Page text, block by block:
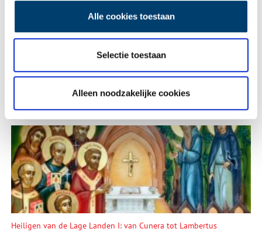
Alle cookies toestaan
Selectie toestaan
Alleen noodzakelijke cookies
Vink dit aan als u op de hoogte gehouden wil worden.
Lees meer verhalen
Heiligen van de Lage Landen I: van Cunera tot Lambertus